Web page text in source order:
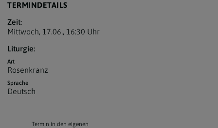
TERMINDETAILS
Zeit:
Mittwoch, 17.06., 16:30 Uhr
Liturgie:
Art
Rosenkranz
Sprache
Deutsch
Termin in den eigenen